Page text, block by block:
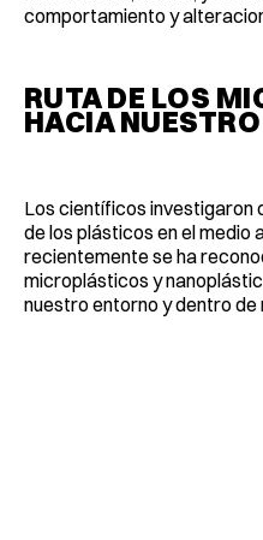
comportamiento y
RUTA DE LOS
HACIA
Los científicos investigaron
de los plásticos en el medio
recientemente se ha
microplásticos y
nuestro entorno y dentro